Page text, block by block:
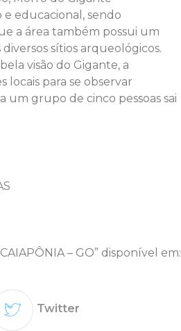
educacional, sendo
a área também possui um
sítios arqueológicos.
visão do Gigante, a
locais para se observar
um grupo de cinco pessoas sai
– GO” disponível em:
Twitter